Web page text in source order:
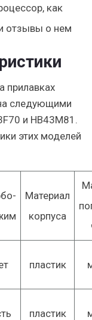
прилавках
следующими
и HB43М81.
этих моделей
Материал
корпуса
пластик
пластик